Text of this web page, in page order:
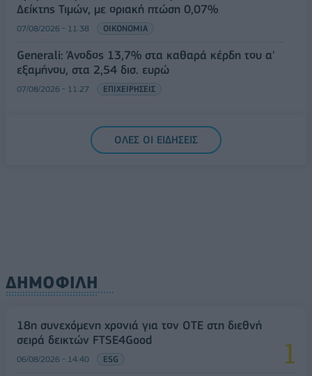
Δείκτης Τιμών, με οριακή πτώση 0,07%
07/08/2026 - 11:38 ΟΙΚΟΝΟΜΙΑ
Generali: Άνοδος 13,7% στα καθαρά κέρδη του α'
εξαμήνου, στα 2,54 δισ. ευρώ
07/08/2026 - 11:27 ΕΠΙΧΕΙΡΗΣΕΙΣ
ΟΛΕΣ ΟΙ ΕΙΔΗΣΕΙΣ
ΔΗΜΟΦΙΛΗ
18η συνεχόμενη χρονιά για τον ΟΤΕ στη διεθνή
σειρά δεικτών FTSE4Good
06/08/2026 - 14:40 ESG